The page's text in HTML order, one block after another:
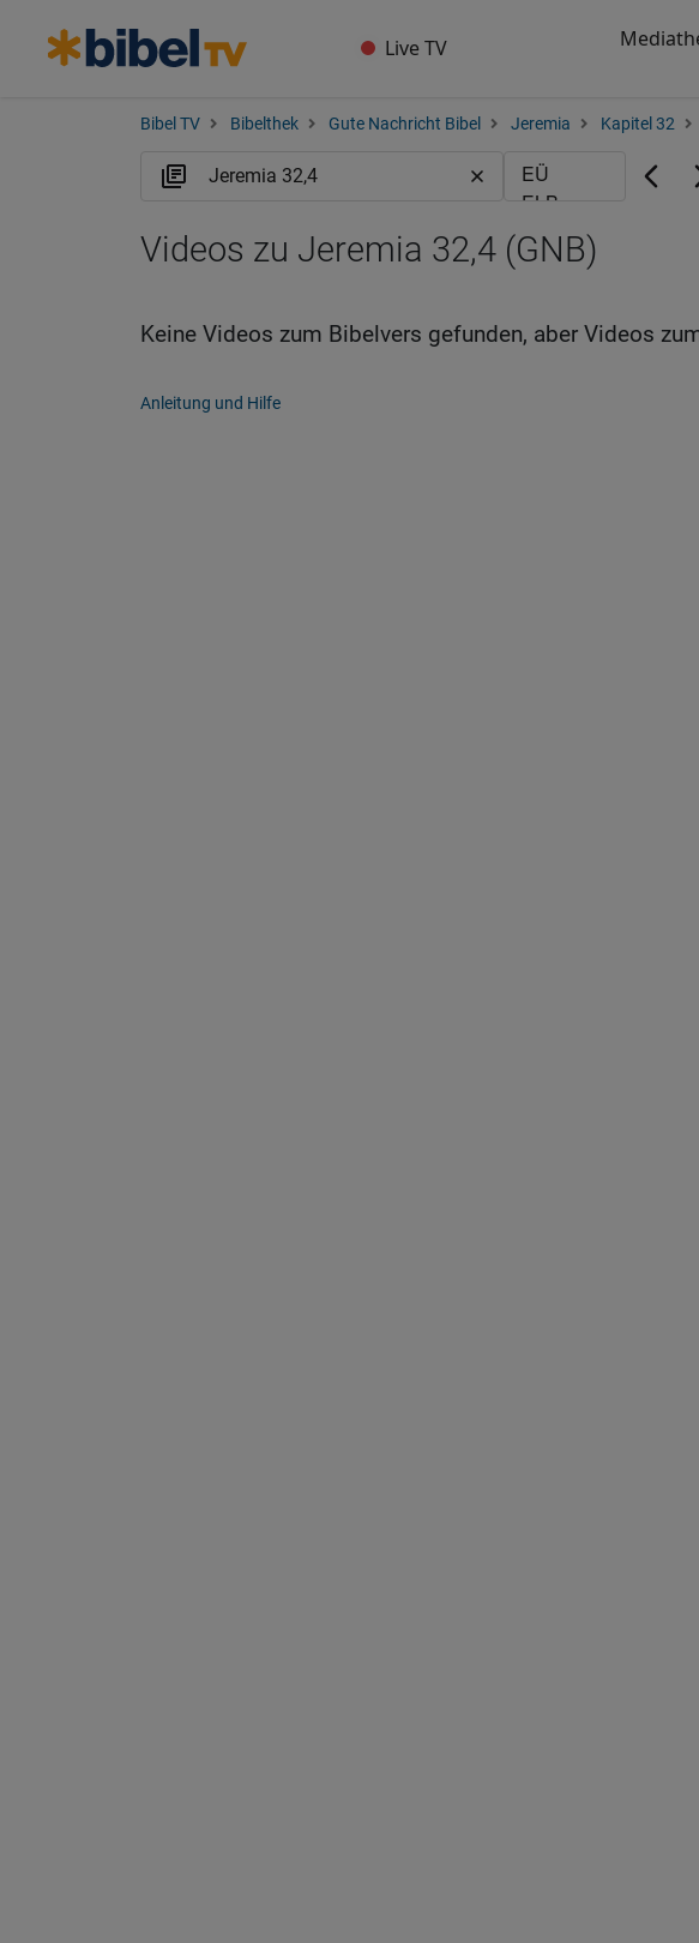
Live TV
Bibel TV Bibelthek Gute Nachricht Bibel Jeremia Kapitel 32
Videos zu Jeremia 32,4 (GNB)
Keine Videos zum Bibelvers gefunden, aber Videos
Anleitung und Hilfe